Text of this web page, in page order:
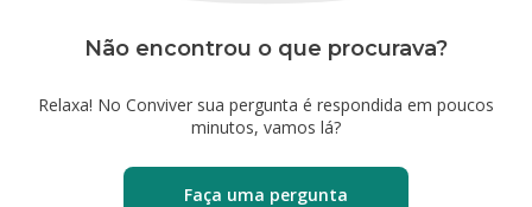
Não encontrou o que procurava?
Relaxa! No Conviver sua pergunta é respondida em poucos
minutos, vamos lá?
Faça uma pergunta